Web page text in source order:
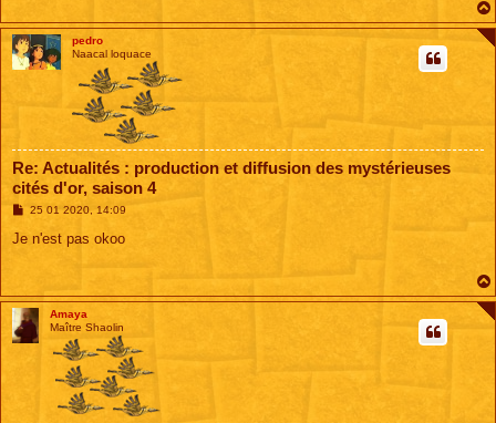
pedro
Naacal loquace
Re: Actualités : production et diffusion des mystérieuses
cités d'or, saison 4
M
s
25 01 2020, 14:09
Je n'est pas okoo
Amaya
Maître Shaolin